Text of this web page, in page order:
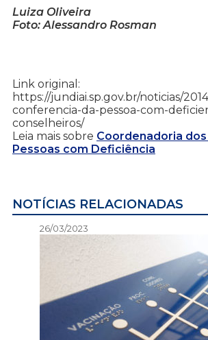
Luiza Oliveira
Foto: Alessandro Rosman
Link original:
https://jundiai.sp.gov.br/noticias/
conferencia-da-pessoa-com-
conselheiros/
Leia mais sobre Coordenadoria
Pessoas com Deficiência
NOTÍCIAS RELACIONADAS
26/03/2023